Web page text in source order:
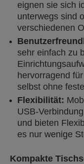
eignen sie sich
unterwegs sind
verschiedenen
sehr einfach zu
hervorragend
selbst ohne
Flexibilität:
USB-
und bieten
es nur wenige
Kompakte